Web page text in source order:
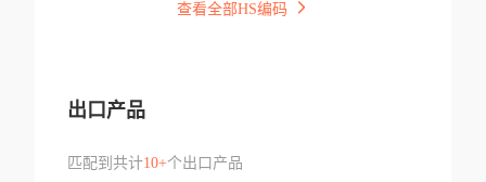
查看全部HS编码
出口产品
匹配到共计10+个出口产品